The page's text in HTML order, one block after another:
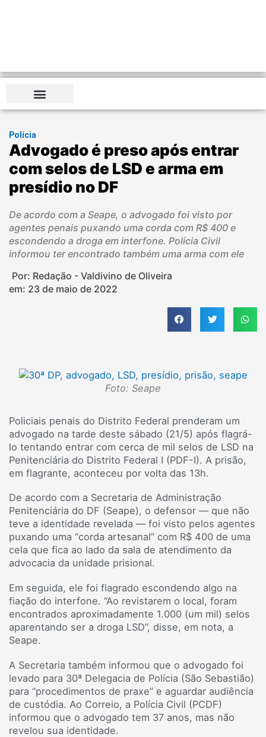
Polícia
Advogado é preso após entrar
com selos de LSD e arma em
presídio no DF
De acordo com a Seape, o advogado foi visto por
agentes penais puxando uma corda com R$ 400 e
escondendo a droga em interfone. Polícia Civil
informou ter encontrado também uma arma com ele
Por: Redação - Valdivino de Oliveira
em: 23 de maio de 2022
Foto: Seape
Policiais penais do Distrito Federal prenderam um
advogado na tarde deste sábado (21/5) após flagrá-
lo tentando entrar com cerca de mil selos de LSD na
Penitenciária do Distrito Federal I (PDF-I). A prisão,
em flagrante, aconteceu por volta das 13h.
De acordo com a Secretaria de Administração
Penitenciária do DF (Seape), o defensor — que não
teve a identidade revelada — foi visto pelos agentes
puxando uma “corda artesanal” com R$ 400 de uma
cela que fica ao lado da sala de atendimento da
advocacia da unidade prisional.
Em seguida, ele foi flagrado escondendo algo na
fiação do interfone. “Ao revistarem o local, foram
encontrados aproximadamente 1.000 (um mil) selos
aparentando ser a droga LSD”, disse, em nota, a
Seape.
A Secretaria também informou que o advogado foi
levado para 30ª Delegacia de Polícia (São Sebastião)
para “procedimentos de praxe” e aguardar audiência
de custódia. Ao Correio, a Polícia Civil (PCDF)
informou que o advogado tem 37 anos, mas não
revelou sua identidade.